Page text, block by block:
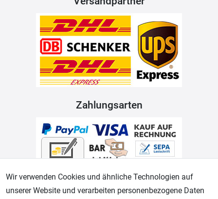
Zahlungsarten
Wir verwenden Cookies und ähnliche Technologien auf
unserer Website und verarbeiten personenbezogene Daten